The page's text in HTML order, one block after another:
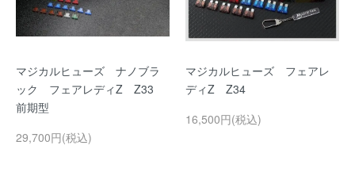
マジカルヒューズ ナノブラ
ック フェアレディZ Z33
前期型
29,700円(税込)
マジカルヒューズ フェアレ
ディZ Z34
16,500円(税込)